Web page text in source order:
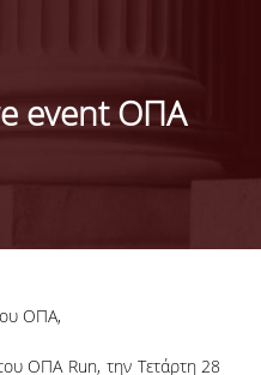
event ΟΠΑ
ΟΠΑ,
ΟΠΑ Run, την Τετάρτη 28